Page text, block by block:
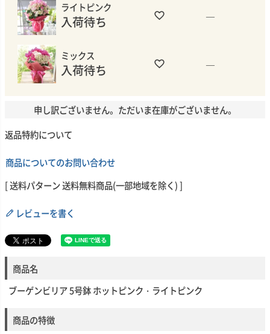
ライトピンク
入荷待ち —
ミックス
入荷待ち —
申し訳ございません。ただいま在庫がございません。
返品特約について
商品についてのお問い合わせ
送料パターン送料無料商品(一部地域を除く)
レビューを書く
商品名
ブーゲンビリア 5号鉢 ホットピンク・ライトピンク
商品の特徴